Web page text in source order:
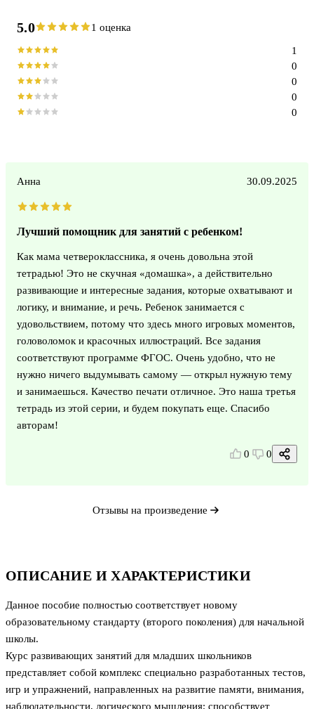
ОПИСАНИЕ И ХАРАКТЕРИСТИКИ
Данное пособие полностью соответствует новому
образовательному стандарту (второго поколения) для начальной
школы.
Курс развивающих занятий для младших школьников
представляет собой комплекс специально разработанных тестов,
игр и упражнений, направленных на развитие памяти, внимания,
наблюдательности, логического мышления; способствует
5.0 1 оценка
0
0
0
0
1
Анна 30.09.2025
Лучший помощник для занятий с ребенком!
Как мама четвероклассника, я очень довольна этой
тетрадью! Это не скучная «домашка», а действительно
развивающие и интересные задания, которые охватывают и
логику, и внимание, и речь. Ребенок занимается с
удовольствием, потому что здесь много игровых моментов,
головоломок и красочных иллюстраций. Все задания
соответствуют программе ФГОС. Очень удобно, что не
нужно ничего выдумывать самому — открыл нужную тему
и занимаешься. Качество печати отличное. Это наша третья
тетрадь из этой серии, и будем покупать еще. Спасибо
авторам!
0 0
Отзывы на произведение